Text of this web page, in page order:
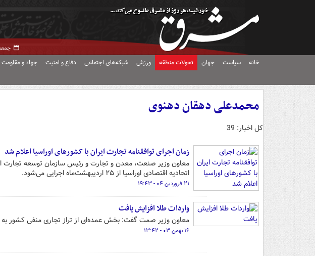
جمعه ۱۶ مرداد
خانه سیاست جهان تحولات منطقه ورزش شبکه‌های اجتماعی دفاع و امنیت جهاد و مقاومت
محمدعلی دهقان دهنوی
کل اخبار: 39
زمان اجرای توافقنامه تجارت ایران با کشورهای اوراسیا اعلام شد
معاون وزیر صنعت، معدن و تجارت و رئیس سازمان توسعه تجارت
اتحادیه اقتصادی اوراسیا از ۲۵ اردیبهشت‌ماه اجرایی می‌شود.
۲۱ فروردین ۰۴ - ۱۹:۴۳
واردات طلا افزایش یافت
معاون وزیر صمت گفت: بخش عمده‌ای از تراز تجاری منفی کشور به
۱۶ بهمن ۰۳ - ۱۳:۴۲